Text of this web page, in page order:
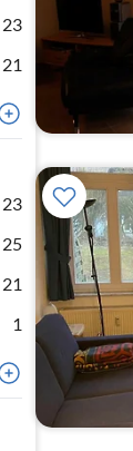
23
21
23
25
21
1